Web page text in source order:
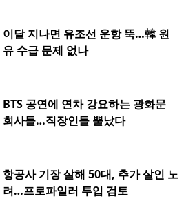
이달 지나면 유조선 운항 뚝…韓 원
유 수급 문제 없나
BTS 공연에 연차 강요하는 광화문
회사들…직장인들 뿔났다
항공사 기장 살해 50대, 추가 살인 노
려…프로파일러 투입 검토